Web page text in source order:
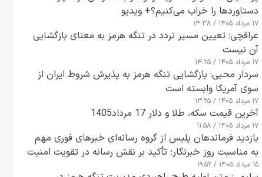
دستاوردها را خراب می‌کنیم؟+ ویدیو
۱۷ مرداد ۱۴۰۵ / ۱۴:۳۸
عراقچی: تعیین مسیر تردد در تنگه هرمز به معنای بازگشایی
آن نیست
۱۷ مرداد ۱۴۰۵ / ۱۴:۲۵
سردار محبی: بازگشایی تنگه هرمز به پذیرش شروط ایران از
سوی آمریکا وابسته است
۱۷ مرداد ۱۴۰۵ / ۱۳:۲۵
آخرین قیمت سکه، طلا و دلار 17 مرداد1405
۱۷ مرداد ۱۴۰۵ / ۱۱:۵۸
بازدید فرماندهان پلیس از گروه رسانه‌ای خبرهای فوری مهم
به مناسبت روز خبرنگار؛ تأکید بر نقش رسانه در تقویت امنیت
و اعتماد عمومی
۱۵ مرداد ۱۴۰۵ / ۱۹:۵۲